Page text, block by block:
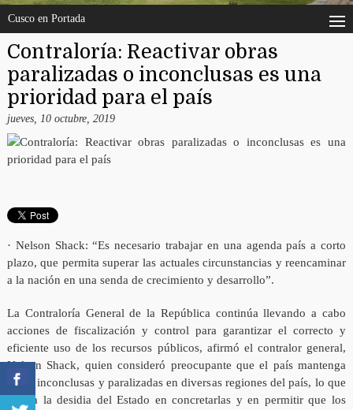
Cusco en Portada
Contraloría: Reactivar obras
paralizadas o inconclusas es una
prioridad para el país
jueves, 10 octubre, 2019
· Nelson Shack: “Es necesario trabajar en una agenda país a corto
plazo, que permita superar las actuales circunstancias y reencaminar
a la nación en una senda de crecimiento y desarrollo”.
La Contraloría General de la República continúa llevando a cabo
acciones de fiscalización y control para garantizar el correcto y
eficiente uso de los recursos públicos, afirmó el contralor general,
Nelson Shack, quien consideró preocupante que el país mantenga
obras inconclusas y paralizadas en diversas regiones del país, lo que
refleja la desidia del Estado en concretarlas y en permitir que los